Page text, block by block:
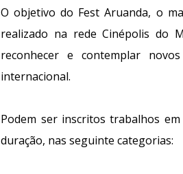
O objetivo do Fest Aruanda, o
realizado na rede Cinépolis do
reconhecer e contemplar
internacional.
Podem ser inscritos trabalhos
duração, nas seguinte categorias: